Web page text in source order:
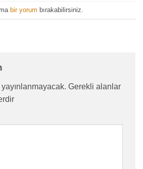
bir yorum bırakabilirsiniz.
Gerekli alanlar